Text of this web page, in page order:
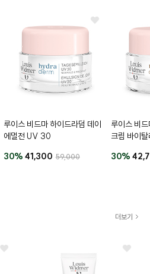
루이스 비드마 하이드라덤 데이
에멀전 UV 30
30% 41,300 59,000
루이스 비
크림 바이
30%
더보기